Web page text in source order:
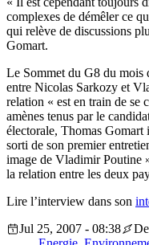
complexes de démêler ce
qui relève de discussions
Gomart.
Le Sommet du G8 du mois
entre Nicolas Sarkozy et
relation « est en train de se
amènes tenus par le
électorale, Thomas Gomart
sorti de son premier
image de Vladimir Poutine
la relation entre les deux
Lire l’interview dans son
Jul 25, 2007 - 08:38